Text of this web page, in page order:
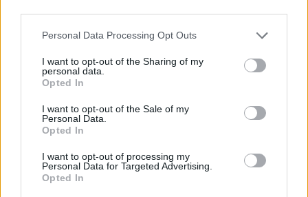
Please note that this website/app uses one or more Google
not limited to your visit or usage behaviour. You may click to
grant or deny consent to Google and its third-party tags to
use your data for below specified purposes in below Google
consent section.
Personal Data Processing Opt Outs
I want to opt-out of the Sharing of my
personal data.
Opted In
I want to opt-out of the Sale of my
Personal Data.
Opted In
I want to opt-out of processing my
Personal Data for Targeted Advertising.
Opted In
11:2508.02.18
Μάγια που ήταν "χαμένη" στη ζούγκλα
που πίστευαν πως είναι… βουνό!